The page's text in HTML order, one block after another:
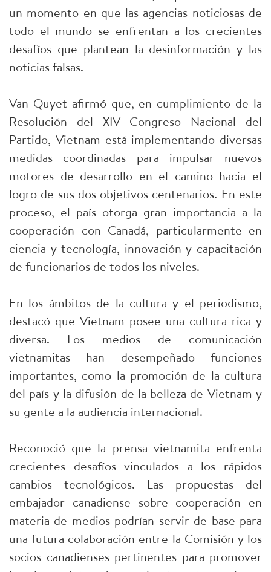
un momento en que las agencias noticiosas de
todo el mundo se enfrentan a los crecientes
desafíos que plantean la desinformación y las
noticias falsas.
Van Quyet afirmó que, en cumplimiento de la
Resolución del XIV Congreso Nacional del
Partido, Vietnam está implementando diversas
medidas coordinadas para impulsar nuevos
motores de desarrollo en el camino hacia el
logro de sus dos objetivos centenarios. En este
proceso, el país otorga gran importancia a la
cooperación con Canadá, particularmente en
ciencia y tecnología, innovación y capacitación
de funcionarios de todos los niveles.
En los ámbitos de la cultura y el periodismo,
destacó que Vietnam posee una cultura rica y
diversa. Los medios de comunicación
vietnamitas han desempeñado funciones
importantes, como la promoción de la cultura
del país y la difusión de la belleza de Vietnam y
su gente a la audiencia internacional.
Reconoció que la prensa vietnamita enfrenta
crecientes desafíos vinculados a los rápidos
cambios tecnológicos. Las propuestas del
embajador canadiense sobre cooperación en
materia de medios podrían servir de base para
una futura colaboración entre la Comisión y los
socios canadienses pertinentes para promover